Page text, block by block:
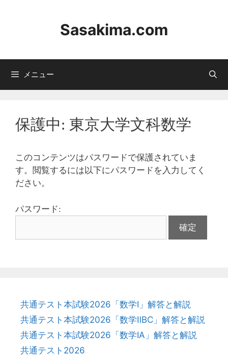
ツ
Sasakima.com
メニュー
保護中: 東京大学文科数学
このコンテンツはパスワードで保護されていま
す。閲覧するには以下にパスワードを入力してく
ださい。
パスワード:
共通テスト本試験2026「数学Ⅰ」解答と解説
共通テスト本試験2026「数学ⅡBC」解答と解説
共通テスト本試験2026「数学ⅠA」解答と解説
共通テスト2026